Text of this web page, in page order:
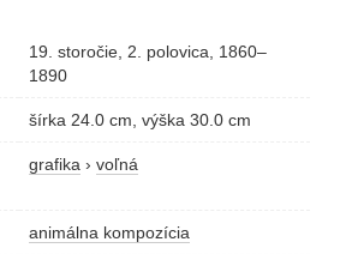
19. storočie, 2. polovica, 1860–
1890
šírka 24.0 cm, výška 30.0 cm
grafika › voľná
animálna kompozícia